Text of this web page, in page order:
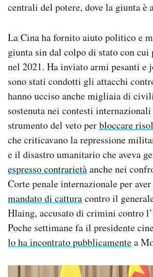
centrali del potere, dove la giunta è
La Cina ha fornito aiuto politico e
giunta sin dal colpo di stato con cui
nel 2021. Ha inviato armi pesanti e
sono stati condotti gli attacchi
hanno ucciso anche migliaia di
sostenuta nei contesti
strumento del veto perbloccare
che criticavano la repressione
e il disastro umanitario che aveva
espresso contrarietàanche nei
Corte penale internazionale per aver
mandato di catturacontro il
Hlaing, accusato di crimini contro
Poche settimane fa il presidente
lo ha incontrato pubblicamentea